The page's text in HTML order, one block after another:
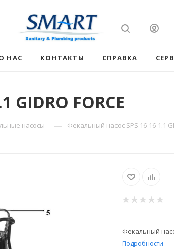
НАС КОНТАКТЫ СПРАВКА
GIDRO FORCE
насосы — Фекальный насос SPS 16-16-1.1
Фекальный
Подробности